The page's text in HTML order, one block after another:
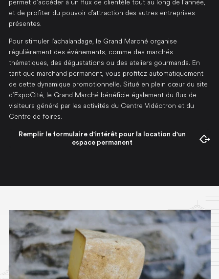
permet d'accéder à un flux de clientèle tout au long de l'année,
et de profiter du pouvoir d’attraction des autres entreprises
présentes.
Pour stimuler l’achalandage, le Grand Marché organise
régulièrement des événements, comme des marchés
thématiques, des dégustations ou des ateliers gourmands. En
tant que marchand permanent, vous profitez automatiquement
de cette dynamique promotionnelle. Situé en plein cœur du site
d’ExpoCité, le Grand Marché bénéficie également du flux de
visiteurs généré par les activités du Centre Vidéotron et du
Centre de foires.
Remplir le formulaire d'intérêt pour la location d'un
espace permanentOuvrir dans un nouvel onglet